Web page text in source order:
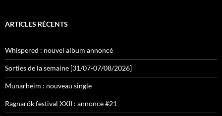
ARTICLES RÉCENTS
Whispered : nouvel album annoncé
Sorties de la semaine [31/07-07/08/2026]
Munarheim : nouveau single
Ragnarök festival XXII : annonce #21